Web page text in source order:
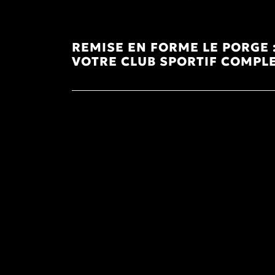
REMISE EN FORME LE PORGE
VOTRE CLUB SPORTIF